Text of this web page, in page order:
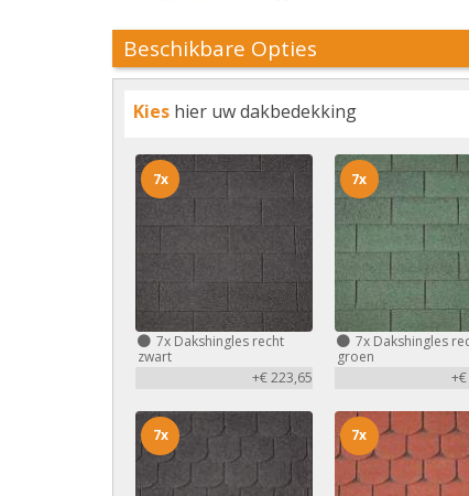
Beschikbare Opties
Kies hier uw dakbedekking
7x Dakshingles recht
zwart
+€ 223,65
7x
7xDakshingles
groen
7x
7x 7x